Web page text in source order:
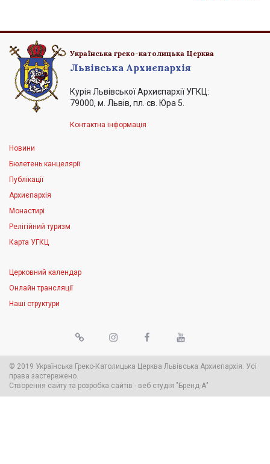
Українська греко-католицька Церква
Львівська Архиєпархія
Курія Львівської Архиєпархії УГКЦ:
79000, м. Львів, пл. св. Юра 5.
Контактна інформація
Новини
Бюлетень канцелярії
Публікації
Архиєпархія
Монастирі
Релігійний туризм
Карта УГКЦ
Церковний календар
Онлайн трансляції
Наші структури
© 2019 Українська Греко-Католицька Церква Львівська Архиєпархія. Усі
права застережено.
Створення сайту та розробка сайтів - веб студія "Бренд-А"